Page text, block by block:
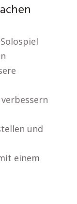
und
einem